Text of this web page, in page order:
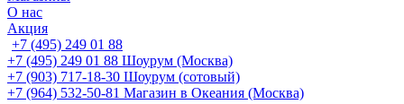
О нас
Акция
+7 (495) 249 01 88
+7 (495) 249 01 88 Шоурум (Москва)
+7 (903) 717-18-30 Шоурум (сотовый)
+7 (964) 532-50-81 Магазин в Океания (Москва)